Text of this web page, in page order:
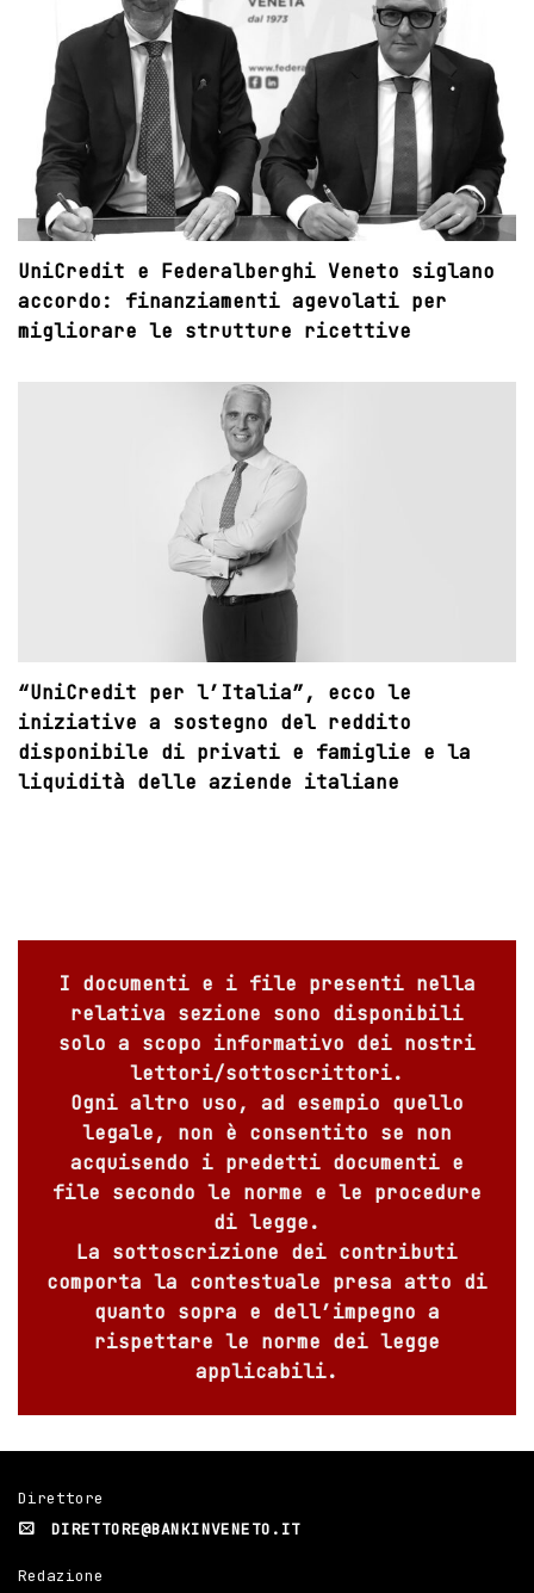
UniCredit e Federalberghi Veneto siglano
accordo: finanziamenti agevolati per
migliorare le strutture ricettive
“UniCredit per l’Italia”, ecco le
iniziative a sostegno del reddito
disponibile di privati e famiglie e la
liquidità delle aziende italiane
I documenti e i file presenti nella
relativa sezione sono disponibili
solo a scopo informativo dei nostri
lettori/sottoscrittori.
Ogni altro uso, ad esempio quello
legale, non è consentito se non
acquisendo i predetti documenti e
file secondo le norme e le procedure
di legge.
La sottoscrizione dei contributi
comporta la contestuale presa atto di
quanto sopra e dell’impegno a
rispettare le norme dei legge
applicabili.
Direttore
DIRETTORE@BANKINVENETO.IT
Redazione